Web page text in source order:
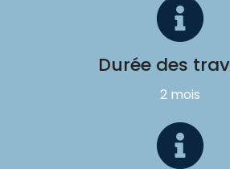
Durée des
2 mois